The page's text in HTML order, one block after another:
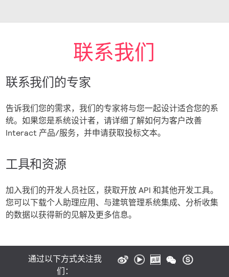
联系我们
联系我们的专家
告诉我们您的需求，我们的专家将与您一起设计适合您的系
统。如果您是系统设计者，请详细了解如何为客户改善
Interact 产品/服务，并申请获取投标文本。
工具和资源
加入我们的开发人员社区，获取开放 API 和其他开发工具。
您可以下载个人助理应用、与建筑管理系统集成、分析收集
的数据以获得新的见解及更多信息。
通过以下方式关注我
们：